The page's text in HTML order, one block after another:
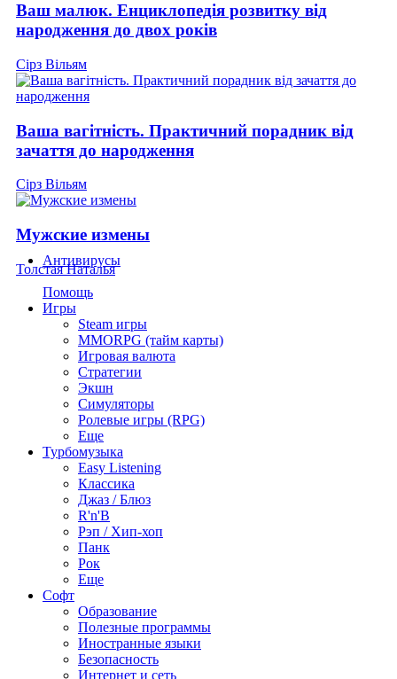
Ваш малюк. Енциклопедія розвитку від
народження до двох років
Сірз Вільям
Ваша вагітність. Практичний порадник від
зачаття до народження
Сірз Вільям
Мужские измены
Толстая Наталья
Антивирусы
Помощь
Игры
Steam игры
MMORPG (тайм карты)
Игровая валюта
Стратегии
Экшн
Симуляторы
Ролевые игры (RPG)
Еще
Турбомузыка
Easy Listening
Классика
Джаз / Блюз
R'n'B
Рэп / Хип-хоп
Панк
Рок
Еще
Софт
Образование
Полезные программы
Иностранные языки
Безопасность
Интернет и сеть